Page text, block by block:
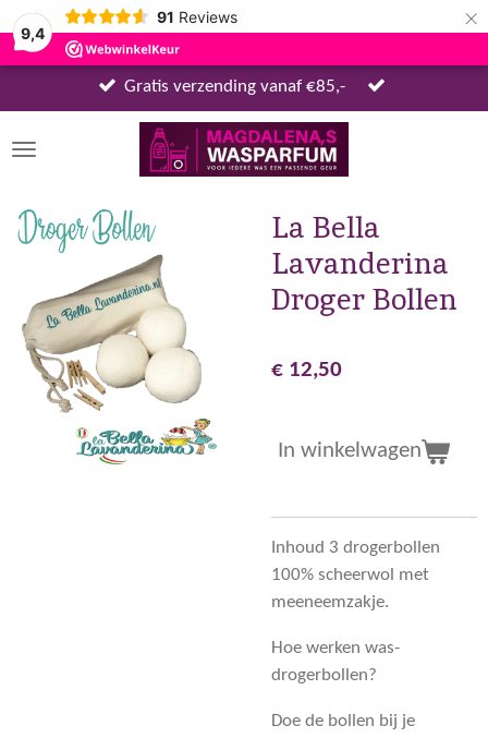
9,4
91 Reviews ×
Gratis verzending vanaf €85,-
La Bella
Lavanderina
Droger Bollen
€ 12,50
In winkelwagen
Inhoud 3 drogerbollen
100% scheerwol met
meeneemzakje.
Hoe werken was-
drogerbollen?
Doe de bollen bij je